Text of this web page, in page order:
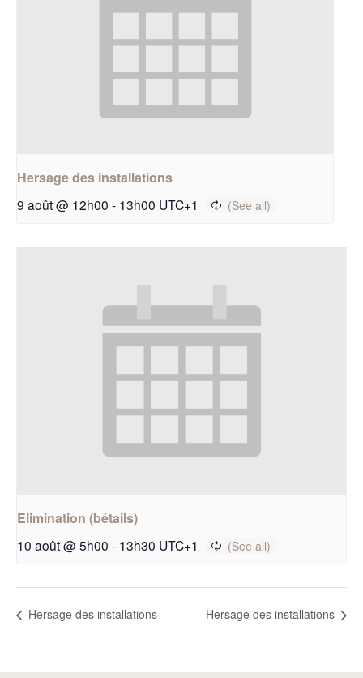
Hersage des installations
9 août @ 12h00 - 13h00 UTC+1
Elimination (bétails)
10 août @ 5h00 - 13h30 UTC+1
Hersage des installations Hersage des installations